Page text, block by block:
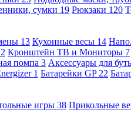
сумки 19 Рюкзаки 120
13 Кухонные весы 14
Кронштейн ТВ и Мониторы 7
помпа 3 Аксессуары для
1 Батарейки GP 22
игры 38 Прикольные